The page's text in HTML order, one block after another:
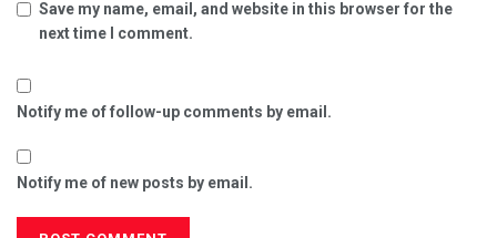
Save my name, email, and website in this browser for the
next time I comment.
Notify me of follow-up comments by email.
Notify me of new posts by email.